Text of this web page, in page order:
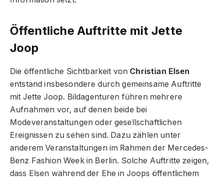
Öffentliche Auftritte mit Jette
Joop
Die öffentliche Sichtbarkeit von Christian Elsen
entstand insbesondere durch gemeinsame Auftritte
mit Jette Joop. Bildagenturen führen mehrere
Aufnahmen vor, auf denen beide bei
Modeveranstaltungen oder gesellschaftlichen
Ereignissen zu sehen sind. Dazu zählen unter
anderem Veranstaltungen im Rahmen der Mercedes-
Benz Fashion Week in Berlin. Solche Auftritte zeigen,
dass Elsen während der Ehe in Joops öffentlichem